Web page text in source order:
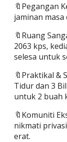
🔖Pegangan
jaminan
🔖Ruang
2063 kps,
selesa untuk
🔖Praktikal &
Tidur dan 3
untuk 2 buah
🔖Komuniti
nikmati
erat.